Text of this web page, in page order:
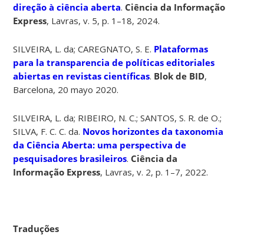
direção à ciência aberta. Ciência da Informação
Express, Lavras, v. 5, p. 1–18, 2024.
SILVEIRA, L. da; CAREGNATO, S. E. Plataformas
para la transparencia de políticas editoriales
abiertas en revistas científicas. Blok de BID,
Barcelona, 20 mayo 2020.
SILVEIRA, L. da; RIBEIRO, N. C.; SANTOS, S. R. de O.;
SILVA, F. C. C. da. Novos horizontes da taxonomia
da Ciência Aberta: uma perspectiva de
pesquisadores brasileiros. Ciência da
Informação Express, Lavras, v. 2, p. 1–7, 2022.
Traduções